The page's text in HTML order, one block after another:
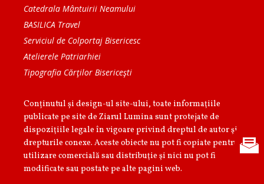
Catedrala Mântuirii Neamului
BASILICA Travel
Serviciul de Colportaj Bisericesc
Atelierele Patriarhiei
Tipografia Cărţilor Bisericeşti
Conținutul și design-ul site-ului, toate informaţiile
publicate pe site de Ziarul Lumina sunt protejate de
dispoziţiile legale în vigoare privind dreptul de autor şi
drepturile conexe. Aceste obiecte nu pot fi copiate pentru
utilizare comercială sau distribuţie şi nici nu pot fi
modificate sau postate pe alte pagini web.